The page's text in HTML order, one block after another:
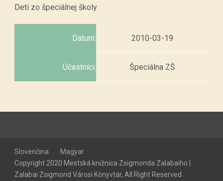
Deti zo špeciálnej školy
Dátum: 2010-03-19
Účastníci: Špeciálna ZŠ
Slovenčina
Magyar
Copyright 2020 Mestská knižnica Zsigmonda Zalabaiho |
Zalabai Zsigmond Városi Könyvtár, All Right Reserved